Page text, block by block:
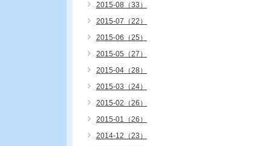
2015-08（33）
2015-07（22）
2015-06（25）
2015-05（27）
2015-04（28）
2015-03（24）
2015-02（26）
2015-01（26）
2014-12（23）